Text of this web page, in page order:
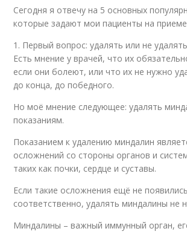
Сегодня я отвечу на 5 основных
которые задают мои пациенты на
1. Первый вопрос: удалять или не
Есть мнение у врачей, что их
если они болеют, или что их не нужно
до конца, до победного.
Но моё мнение следующее: удалять
показаниям.
Показанием к удалению миндалин
осложнений со стороны органов и
таких как почки, сердце и суставы.
Если такие осложнения ещё не
соответственно, удалять миндалины не
Миндалины – важный иммунный орган,